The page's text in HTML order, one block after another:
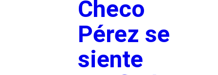
Checo
Pérez se
siente